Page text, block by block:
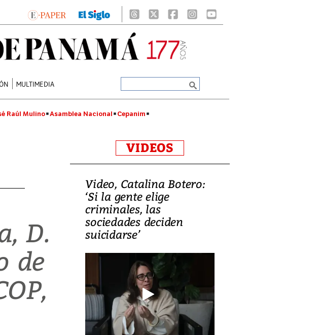
MULTIMEDIA
Raúl Mulino Asamblea Nacional Cepanim
D.
de
VIDEOS
Video, Catalina Botero:
‘Si la gente elige
criminales, las
sociedades deciden
suicidarse’